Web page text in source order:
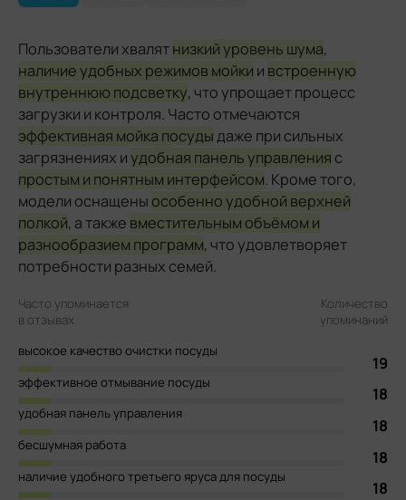
Пользователи хвалятнизкий уровень шума,
наличие удобных режимов мойки и встроенную
внутреннюю подсветку, что упрощает процесс
загрузки и контроля. Часто отмечаются
эффективная мойка посудыдаже при сильных
загрязнениях иудобная панель управления с
простым и понятным интерфейсом. Кроме того,
модели оснащены особенно удобной верхней
полкой, а также вместительным объёмом и
разнообразием программ, что удовлетворяет
потребности разных семей.
Часто упоминается
в отзывах
Количество
упоминаний
высокое качество очистки посуды
19
эффективное отмывание посуды
18
удобная панель управления
18
бесшумная работа
18
наличие удобного третьего яруса для посуды
18